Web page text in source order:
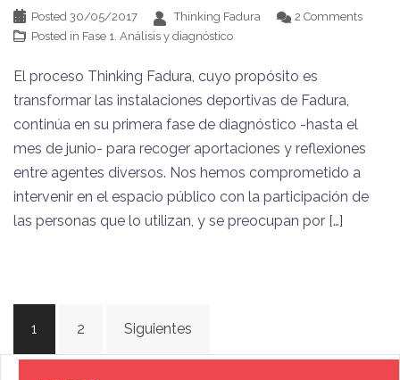
Posted 30/05/2017 Thinking Fadura
2 Comments
Posted in Fase 1. Análisis y diagnóstico
El proceso Thinking Fadura, cuyo propósito es
transformar las instalaciones deportivas de Fadura,
continúa en su primera fase de diagnóstico -hasta el
mes de junio- para recoger aportaciones y reflexiones
entre agentes diversos. Nos hemos comprometido a
intervenir en el espacio público con la participación de
las personas que lo utilizan, y se preocupan por […]
Paginación
de
1 2 Siguientes